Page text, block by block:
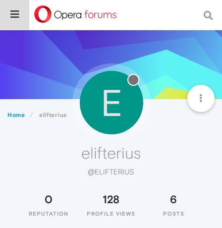
Home elifterius E
elifterius
@ELIFTERIUS
0
REPUTATION
128
PROFILE VIEWS
6
POSTS